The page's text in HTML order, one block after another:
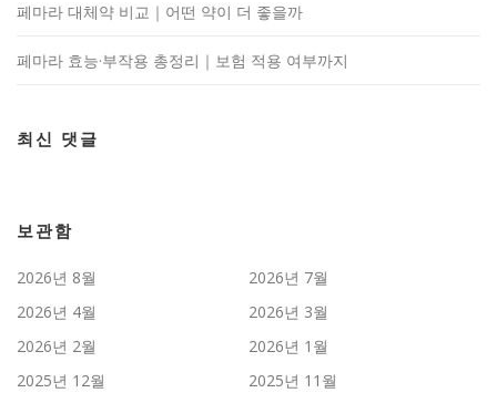
페마라 대체약 비교｜어떤 약이 더 좋을까
페마라 효능·부작용 총정리｜보험 적용 여부까지
최신 댓글
보관함
2026년 8월
2026년 7월
2026년 4월
2026년 3월
2026년 2월
2026년 1월
2025년 12월
2025년 11월